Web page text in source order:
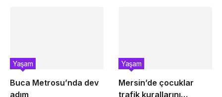
Buca Metrosu’nda dev
adım
Yaşam
Mersin’de çocuklar
trafik kurallarını
Yaşam